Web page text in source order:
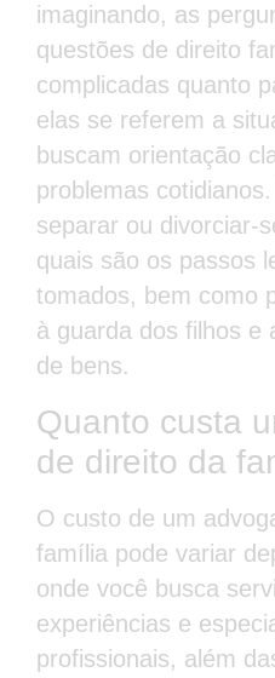
imaginando, as
questões de direito
complicadas quanto
elas se referem a
buscam orientação
problemas
separar ou divorciar-
quais são os passos
tomados, bem como
à guarda dos filhos e
de bens.
Quanto custa
de direito da
O custo de um
família pode variar
onde você busca
experiências e
profissionais, além